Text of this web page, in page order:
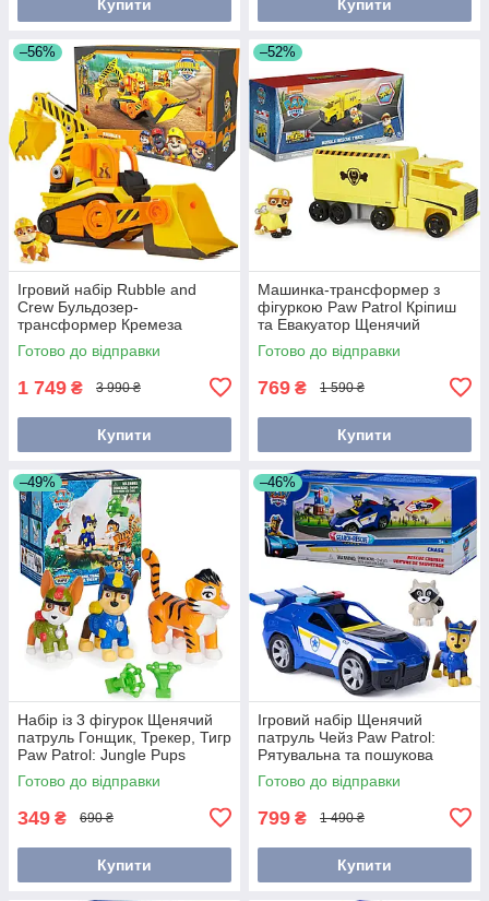
Купити Купити
–56%
Ігровий набір Rubble and
Crew Бульдозер-
трансформер Кремеза
6067092/6068074/SM28507
Готово до відправки
1 749 ₴ 3 990 ₴
Купити
–52%
Машинка-трансформер з
фігуркою Paw Patrol Кріпиш
та Евакуатор Щенячий
Патруль Spin Master
6065537/6065566
Готово до відправки
769 ₴ 1 590 ₴
Купити
–49%
Набір із 3 фігурок Щенячий
патруль Гонщик, Трекер, Тигр
Paw Patrol: Jungle Pups
6069250
Готово до відправки
349 ₴ 690 ₴
Купити
–46%
Ігровий набір Щенячий
патруль Чейз Paw Patrol:
Рятувальна та пошукова
служба 6074774
Готово до відправки
799 ₴ 1 490 ₴
Купити